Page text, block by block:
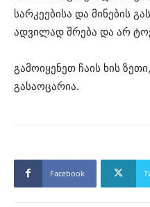
სარკეებისა და მინების
ადვილად შრება და არ
გამოიყენეთ ჩაის ხის
გასაოცარია.
Facebook